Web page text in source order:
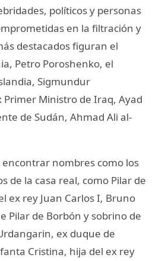
políticos y personas
en la filtración y
destacados figuran el
Petro Poroshenko, el
Sigmundur
Primer Ministro de Iraq, Ayad
de Sudán, Ahmad Ali al-
encontrar nombres como los
de la casa real, como Pilar de
ex rey Juan Carlos I, Bruno
Pilar de Borbón y sobrino de
ex duque de
Cristina, hija del ex rey